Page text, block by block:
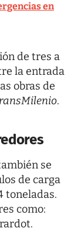
en
de tres a
la entrada
obras de
.
se
de carga
toneladas.
como: